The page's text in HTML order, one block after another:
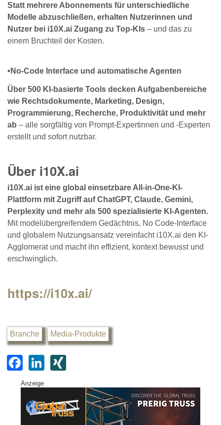
Statt mehrere Abonnements für unterschiedliche
Modelle abzuschließen, erhalten Nutzerinnen und
Nutzer bei i10X.ai Zugang zu Top-KIs – und das zu
einem Bruchteil der Kosten.
•No-Code Interface und automatische Agenten
Über 500 KI-basierte Tools decken Aufgabenbereiche
wie Rechtsdokumente, Marketing, Design,
Programmierung, Recherche, Produktivität und mehr
ab – alle sorgfältig von Prompt-Expertinnen und -Experten
erstellt und sofort nutzbar.
Über i10X.ai
i10X.ai ist eine global einsetzbare All-in-One-KI-
Plattform mit Zugriff auf ChatGPT, Claude, Gemini,
Perplexity und mehr als 500 spezialisierte KI-Agenten.
Mit modelübergreifendem Gedächtnis, No Code-Interface
und globalem Nutzungsansatz vereinfacht i10X.ai den KI-
Agglomerat und macht ihn effizient, kontext bewusst und
erschwinglich.
https://i10x.ai/
Branche Media-Produkte
F
a
c
e
Li
k
e
G
Anzeige